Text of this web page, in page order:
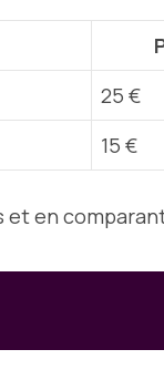
25 €
15 €
et en